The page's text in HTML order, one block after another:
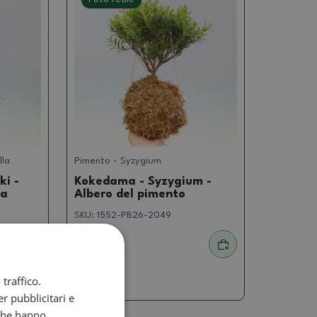
-
Pimento - Syzygium
Kokedama - Syzygium -
Albero del pimento
SKU:1552-PB26-2049
traffico.
pubblicitari e